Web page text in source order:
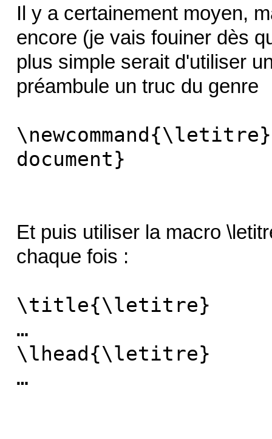
Il y a certainement moyen,
encore (je vais fouiner dès
plus simple serait d'utiliser
préambule un truc du genre
document}
Et puis utiliser la macro
chaque fois :
\title{\letitre}
…
\lhead{\letitre}
…